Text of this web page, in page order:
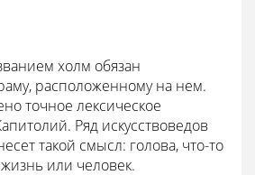
холм обязан
расположенному на нем.
точное лексическое
Ряд искусствоведов
такой смысл: голова, что-то
или человек.